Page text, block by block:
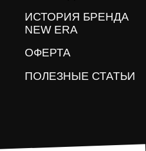
ИСТОРИЯ БРЕНДА
NEW ERA
ОФЕРТА
ПОЛЕЗНЫЕ СТАТЬИ